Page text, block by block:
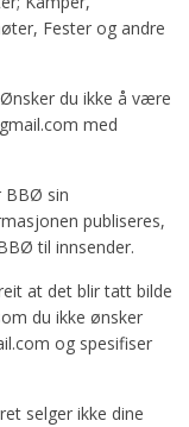
Fester og andre
du ikke å være
med
BBØ sin
publiseres,
til innsender.
at det blir tatt bilde
du ikke ønsker
og spesifiser
selger ikke dine